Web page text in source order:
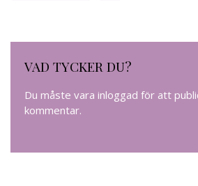
VAD TYCKER DU?
Du måste vara inloggad för att
kommentar.